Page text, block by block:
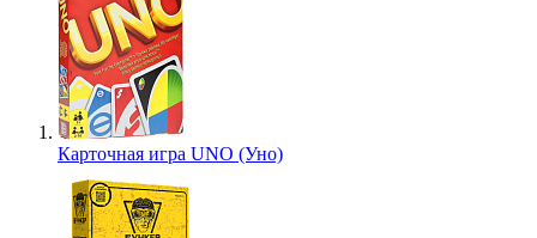
Карточная игра UNO (Уно)